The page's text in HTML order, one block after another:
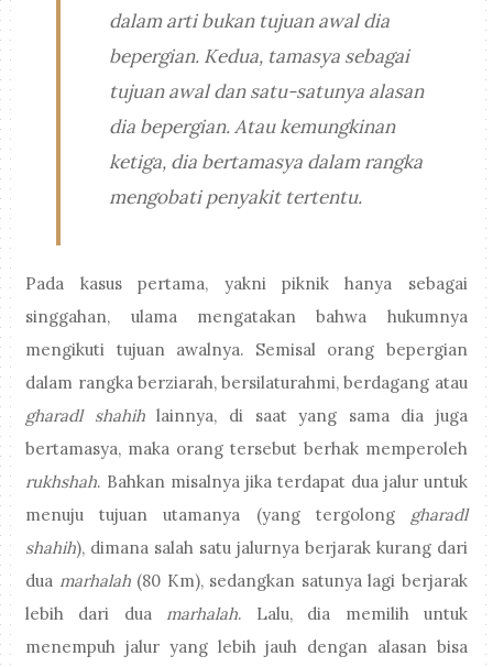
dalam arti bukan tujuan awal dia
bepergian. Kedua, tamasya sebagai
tujuan awal dan satu-satunya alasan
dia bepergian. Atau kemungkinan
ketiga, dia bertamasya dalam rangka
mengobati penyakit tertentu.
Pada kasus pertama, yakni piknik hanya sebagai
singgahan, ulama mengatakan bahwa hukumnya
mengikuti tujuan awalnya. Semisal orang bepergian
dalam rangka berziarah, bersilaturahmi, berdagang atau
gharadl shahihlainnya, di saat yang sama dia juga
bertamasya, maka orang tersebut berhak memperoleh
rukhshah. Bahkan misalnya jika terdapat dua jalur untuk
menuju tujuan utamanya (yang tergolong gharadl
shahih), dimana salah satu jalurnya berjarak kurang dari
dua marhalah(80 Km), sedangkan satunya lagi berjarak
lebih dari dua
marhalah. Lalu, dia memilih untuk
menempuh jalur yang lebih jauh dengan alasan bisa